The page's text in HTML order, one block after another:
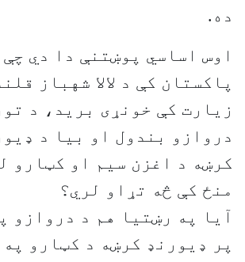
ده.
اوس اساسي پوښتنې دا دي چې
پاکستان کې د لالا شهباز
زيارت کې خونړی بريد، د
دروازو بندول او بيا د
کرښه د اغزن سيم او کټارو
منځ کې څه تړاو لري؟
آيا په رښتيا هم د دروازو
پر ډيورنډ کرښه د کټارو